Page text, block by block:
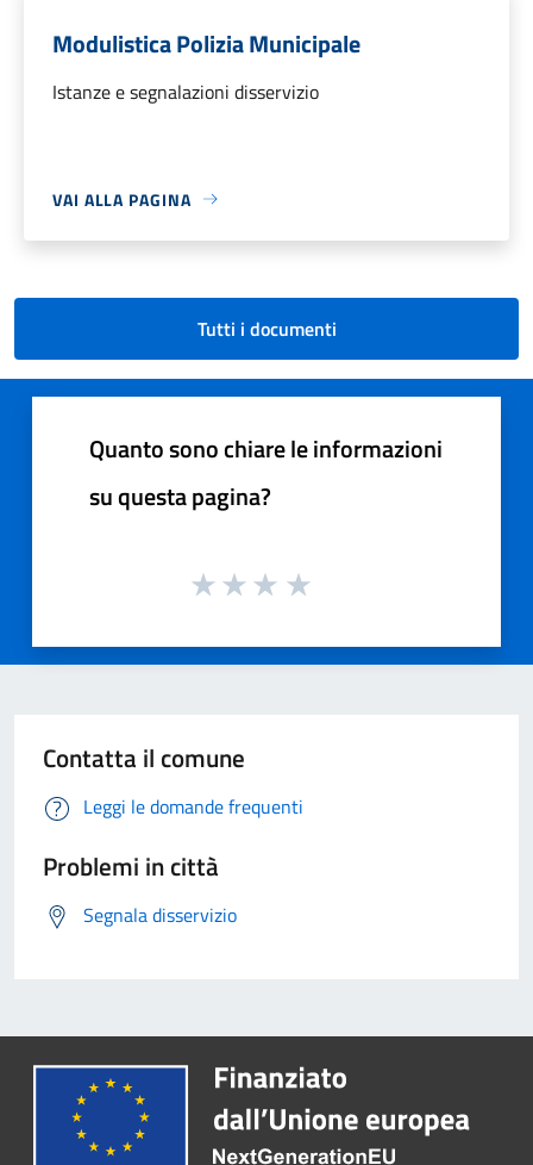
Modulistica Polizia Municipale
Istanze e segnalazioni disservizio
VAI ALLA PAGINA
Tutti i documenti
Quanto sono chiare le informazioni
su questa pagina?
Contatta il comune
Leggi le domande frequenti
Problemi in città
Segnala disservizio